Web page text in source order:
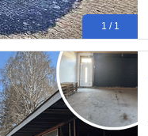
1 / 1